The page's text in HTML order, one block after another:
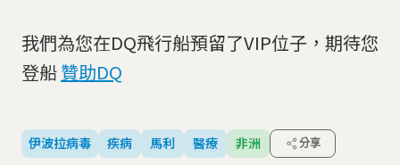
我們為您在DQ飛行船預留了VIP位子，期待您
登船贊助DQ
伊波拉病毒 疾病 馬利 醫療 非洲 分享